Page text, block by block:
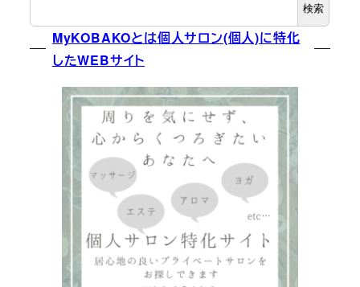
検索
MyKOBAKOとは個人サロン(個人)に特化
したWEBサイト